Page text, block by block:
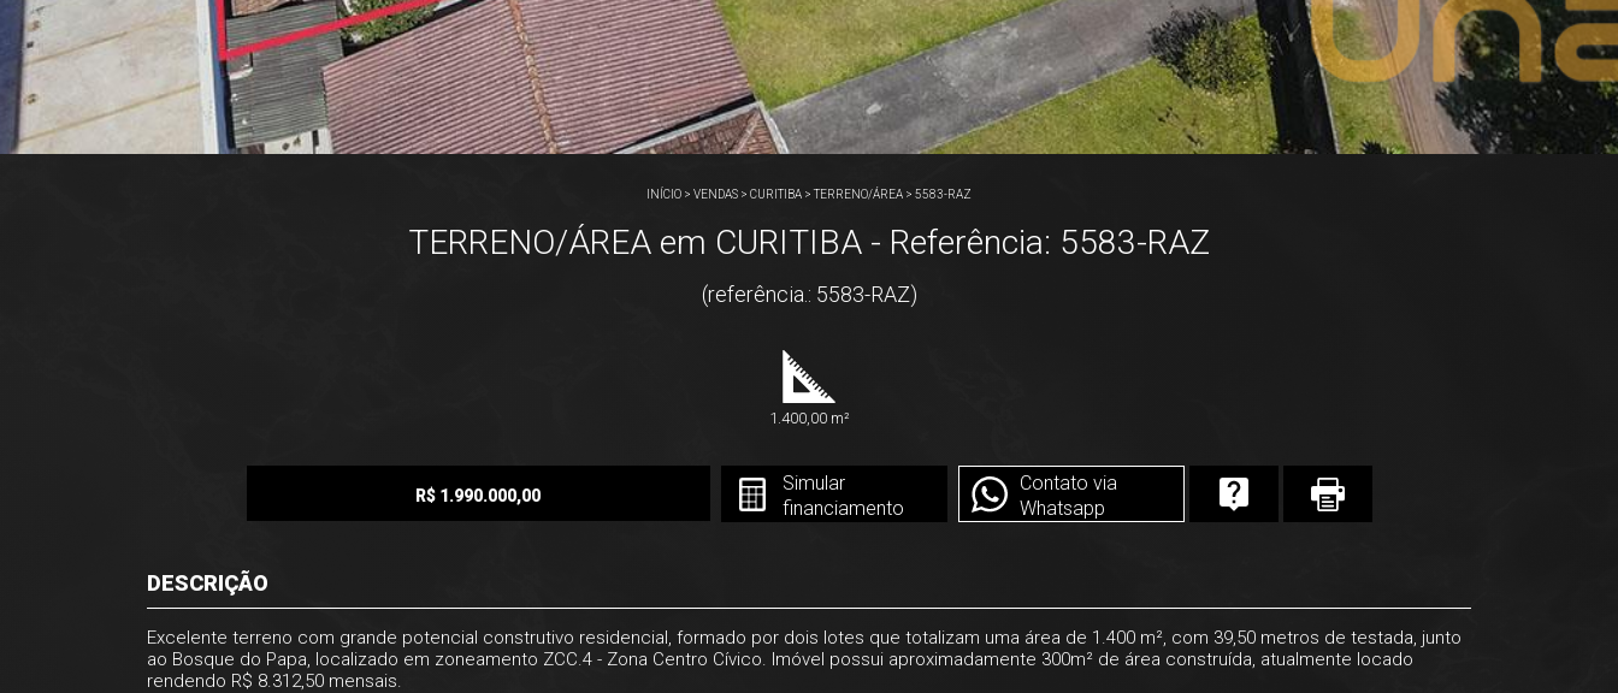
INÍCIO > VENDAS > CURITIBA >TERRENO/ÁREA > 5583-RAZ
TERRENO/ÁREA em CURITIBA - Referência: 5583-RAZ
(referência.: 5583-RAZ)
1.400,00 m²
R$ 1.990.000,00
Simular
financiamento
Contato via
Whatsapp
DESCRIÇÃO
Excelente terreno com grande potencial construtivo residencial, formado por dois lotes que totalizam uma área de 1.400 m², com 39,50 metros de testada, junto
ao Bosque do Papa, localizado em zoneamento ZCC.4 - Zona Centro Cívico. Imóvel possui aproximadamente 300m² de área construída, atualmente locado
rendendo R$ 8.312,50 mensais.